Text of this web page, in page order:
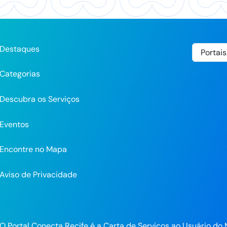
Destaques
Categorias
Descubra os Serviços
Eventos
Encontre no Mapa
Aviso de Privacidade